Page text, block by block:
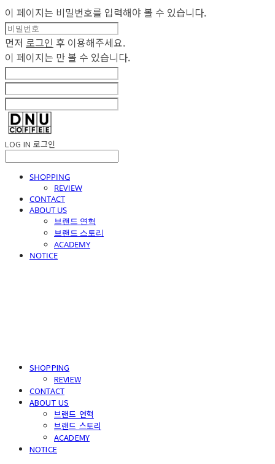
이 페이지는 비밀번호를 입력해야 볼 수 있습니다.
먼저 로그인 후 이용해주세요.
이 페이지는 만 볼 수 있습니다.
LOG IN 로그인
SHOPPING
REVIEW
CONTACT
ABOUT US
브랜드 연혁
브랜드 스토리
ACADEMY
NOTICE
SHOPPING
REVIEW
CONTACT
ABOUT US
브랜드 연혁
브랜드 스토리
ACADEMY
NOTICE